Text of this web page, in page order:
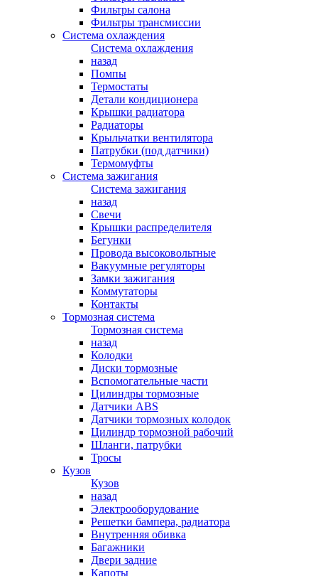
Фильтры салона
Фильтры трансмиссии
Система охлаждения
Система охлаждения
назад
Помпы
Термостаты
Детали кондиционера
Крышки радиатора
Радиаторы
Крыльчатки вентилятора
Патрубки (под датчики)
Термомуфты
Система зажигания
Система зажигания
назад
Свечи
Крышки распределителя
Бегунки
Провода высоковольтные
Вакуумные регуляторы
Замки зажигания
Коммутаторы
Контакты
Тормозная система
Тормозная система
назад
Колодки
Диски тормозные
Вспомогательные части
Цилиндры тормозные
Датчики ABS
Датчики тормозных колодок
Цилиндр тормозной рабочий
Шланги, патрубки
Тросы
Кузов
Кузов
назад
Электрооборудование
Решетки бампера, радиатора
Внутренняя обивка
Багажники
Двери задние
Капоты